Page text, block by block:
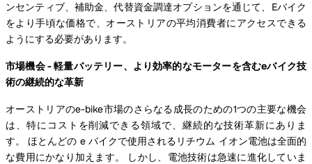
ンセンティブ、補助金、代替資金調達オプションを通じて、Eバイク
をより手頃な価格で、オーストリアの平均消費者にアクセスできる
ようにする必要があります。
市場機会 - 軽量バッテリー、より効率的なモーターを含むeバイク技
術の継続的な革新
オーストリアのe-bike市場のさらなる成長のための1つの主要な機会
は、特にコストを削減できる領域で、継続的な技術革新にありま
す。 ほとんどの e バイクで使用されるリチウム イオン電池は全面的
な費用にかなり加えます。 しかし、電池技術は急速に進化していま